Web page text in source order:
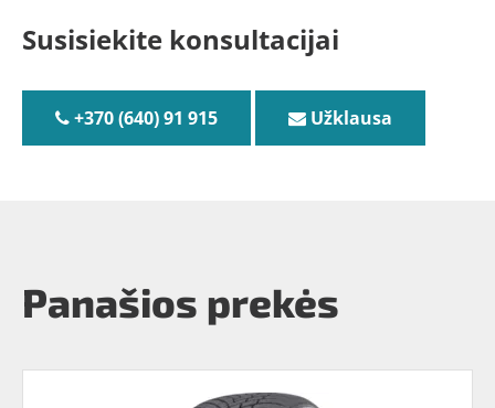
Susisiekite konsultacijai
+370 (640) 91 915 Užklausa
Panašios prekės